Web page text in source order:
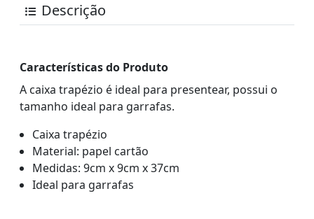
Descrição
Características do Produto
A caixa trapézio é ideal para presentear, possui o
tamanho ideal para garrafas.
Caixa trapézio
Material: papel cartão
Medidas: 9cm x 9cm x 37cm
Ideal para garrafas